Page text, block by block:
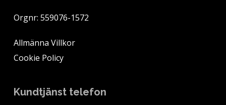
Orgnr: 559076-1572
Allmänna Villkor
Cookie Policy
Kundtjänst telefon